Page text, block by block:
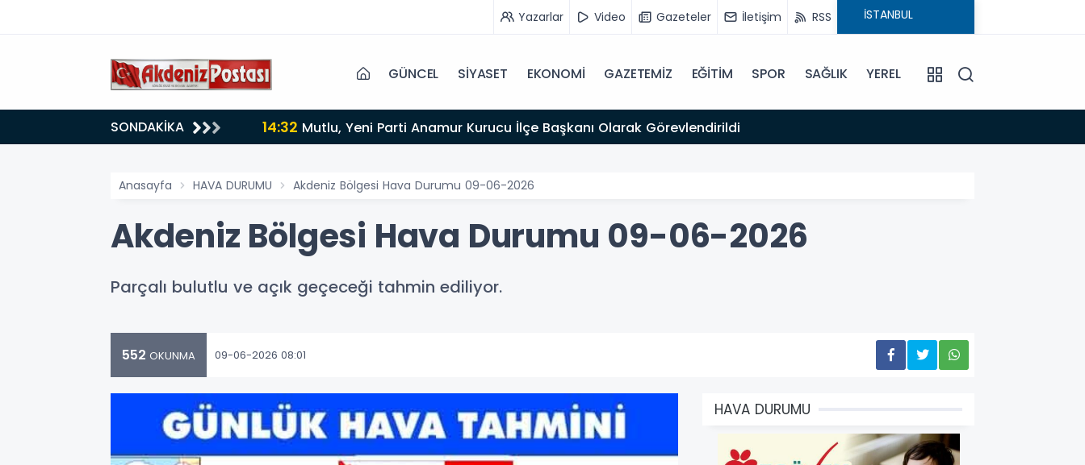
Yazarlar Video Gazeteler İletişim RSS
GÜNCEL SİYASET EKONOMİ GAZETEMİZ EĞİTİM SPOR SAĞLIK YEREL
SONDAKİKA 14:32 Mutlu, Yeni Parti Anamur Kurucu İlçe Başkanı Olarak Görevlendirildi
Anasayfa HAVA DURUMU Akdeniz Bölgesi Hava Durumu 09-06-2026
Akdeniz Bölgesi Hava Durumu 09-06-2026
Parçalı bulutlu ve açık geçeceği tahmin ediliyor.
552 OKUNMA 09-06-2026 08:01
HAVA DURUMU